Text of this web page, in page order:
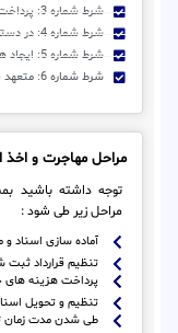
شرط شماره 3: پرداخت حق الثبت و اجرا
شرط شماره 4: در دسترس بودن متقاضی
شرط شماره 5: ایجاد همکاری لازم در طی فرایند ثبت
شرط شماره 6: متعهد به مفاد قرارداد منعقده
مراحل مهاجرت و اخذ
توجه داشته باشید
مراحل زیر طی شود :
آماده سازی اسناد و
تنظیم قرارداد
پرداخت هزینه های
تنظیم و تحویل
طی شدن مدت